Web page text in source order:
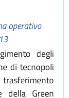
operativo
degli
di tecnopoli
della Green